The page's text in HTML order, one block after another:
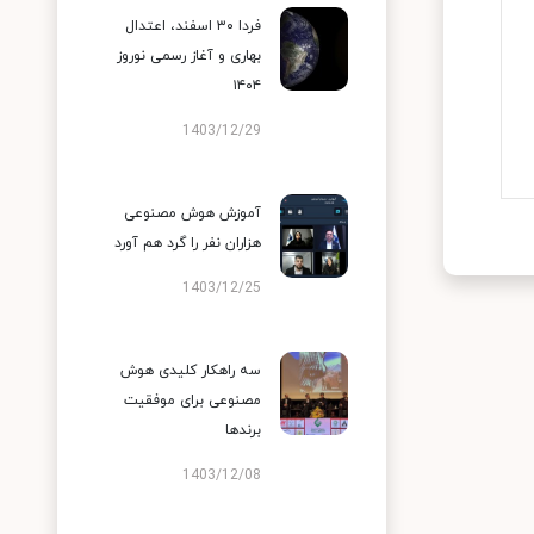
فردا ۳۰ اسفند، اعتدال
بهاری و آغاز رسمی نوروز
۱۴۰۴
1403/12/29
آموزش هوش مصنوعی
هزاران نفر را گرد هم آورد
1403/12/25
سه راهکار کلیدی هوش
مصنوعی برای موفقیت
برندها
1403/12/08